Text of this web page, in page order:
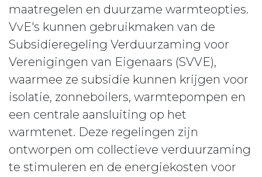
maatregelen en duurzame warmteopties.
VvE's kunnen gebruikmaken van de
Subsidieregeling Verduurzaming voor
Verenigingen van Eigenaars (SVVE),
waarmee ze subsidie kunnen krijgen voor
isolatie, zonneboilers, warmtepompen en
een centrale aansluiting op het
warmtenet. Deze regelingen zijn
ontworpen om collectieve verduurzaming
te stimuleren en de energiekosten voor